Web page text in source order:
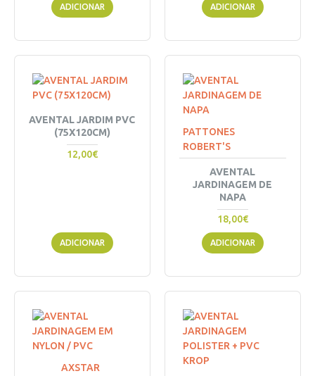
ADICIONAR ADICIONAR
AVENTAL JARDIM PVC
(75X120CM)
12,00€
ADICIONAR
PATTONES
ROBERT'S
AVENTAL
JARDINAGEM DE
NAPA
18,00€
ADICIONAR
AXSTAR